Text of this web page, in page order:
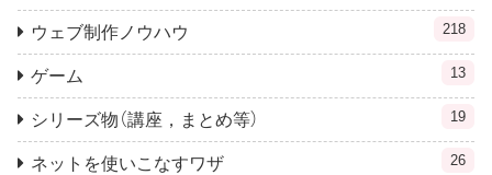
ウェブ制作ノウハウ 218
ゲーム 13
シリーズ物（講座，まとめ等） 19
ネットを使いこなすワザ 26